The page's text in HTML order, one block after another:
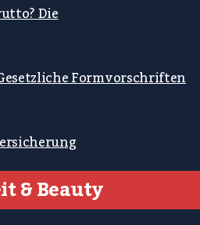
Die
Formvorschriften
& Beauty